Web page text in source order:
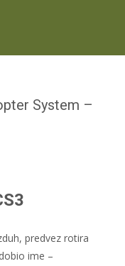
System –
predvez rotira
ime –